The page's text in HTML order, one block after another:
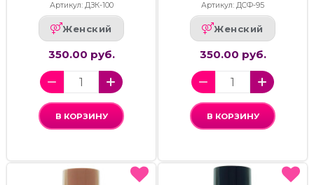
Артикул: ДЗК-100
Женский
350.00 руб.
В КОРЗИНУ
Артикул: ДСФ-95
Женский
350.00 руб.
В КОРЗИНУ